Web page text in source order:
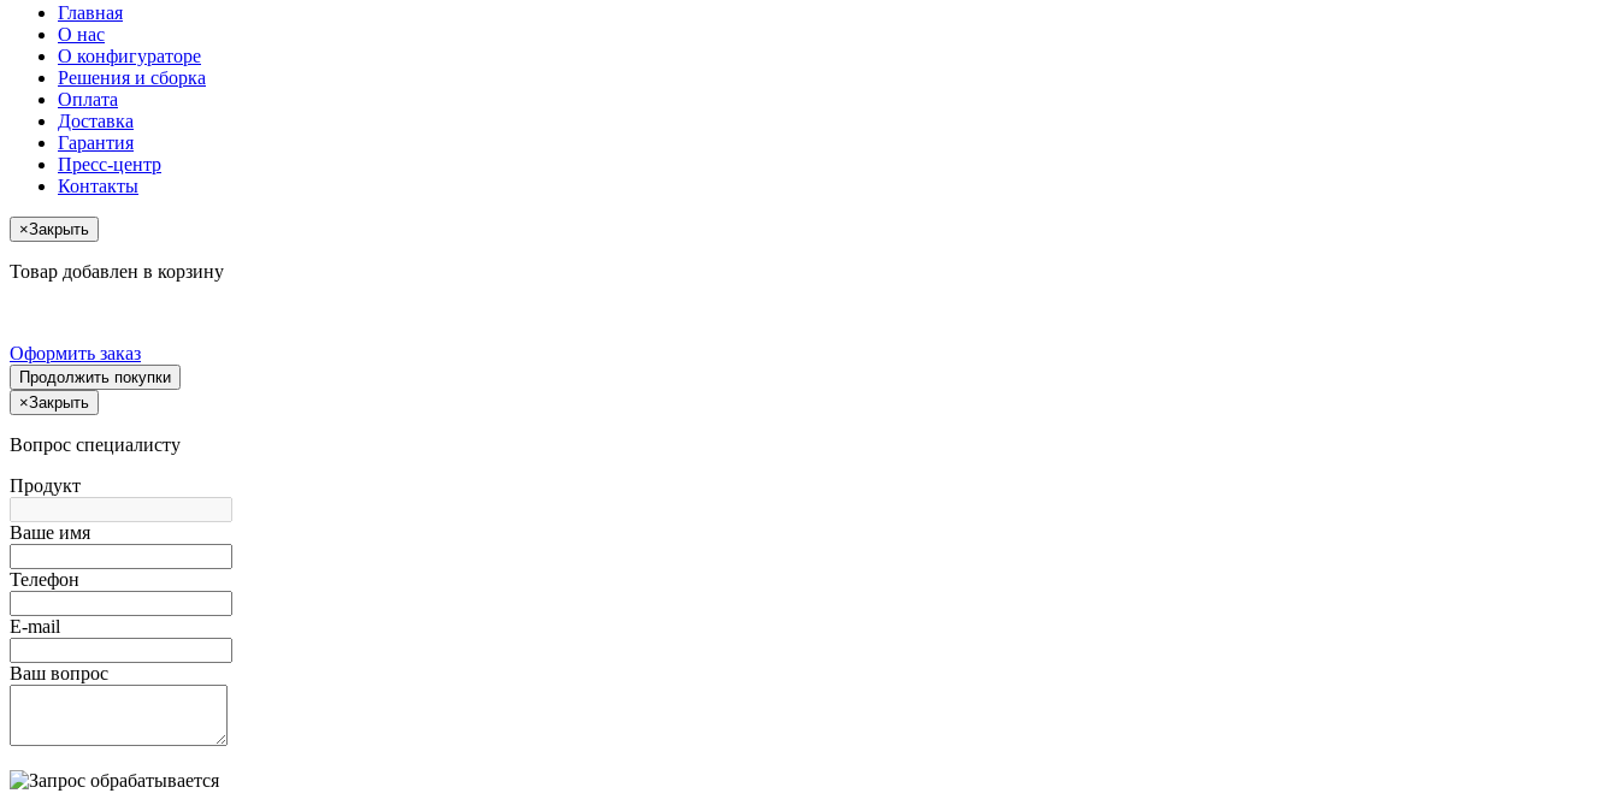
Главная
О нас
О конфигураторе
Решения и сборка
Оплата
Доставка
Гарантия
Пресс-центр
Контакты
×Закрыть
Товар добавлен в корзину
Оформить заказ
Продолжить покупки
×Закрыть
Вопрос специалисту
Продукт
Ваше имя
Телефон
E-mail
Ваш вопрос